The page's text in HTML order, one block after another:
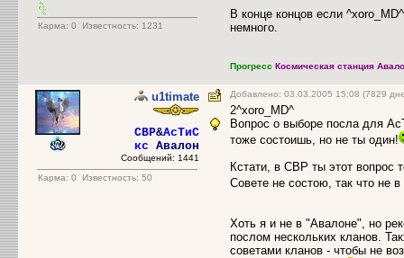
Карма: 0 Известность: 1231
В конце концов если
немного.
Прогресс Космическая станция
u1timate
CBP&АсТиС
кс Авалон
Сообщений: 1441
Карма: 0 Известность: 50
Добавлено: 03.03.2005 15:08 (7829
2^xoro_MD^
Вопрос о выборе посла для
тоже состоишь, но не ты один!
Кстати, в СВР ты этот вопрос
Совете не состою, так что не в
Хоть я и не в "Авалоне", но
послом нескольких кланов.
советами кланов - чтобы не